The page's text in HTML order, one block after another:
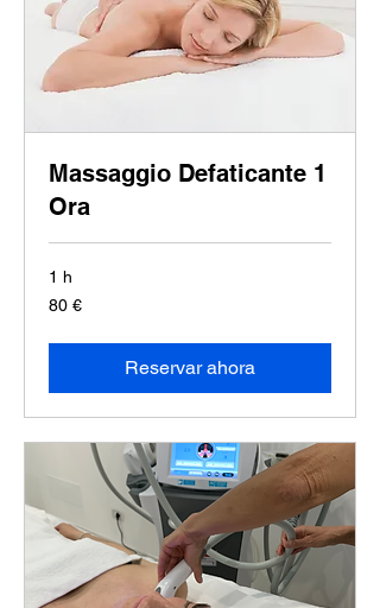
Massaggio Defaticante 1
Ora
1 h
80
euros
80 €
Reservar ahora